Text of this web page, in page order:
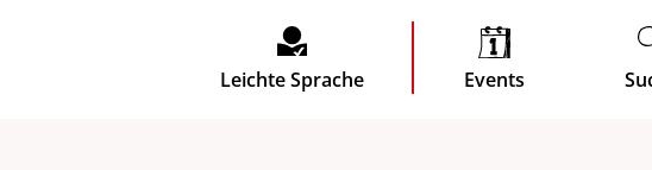
Leichte Sprache Events